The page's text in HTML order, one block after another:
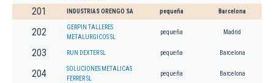
201 INDUSTRIAS ORENGO SA pequeña Barcelona
202
GERPIN TALLERES
METALURGICOS SL
pequeña Madrid
203 RUN DEXTER SL pequeña Barcelona
204
SOLUCIONES METALICAS
FERRER SL
pequeña Barcelona